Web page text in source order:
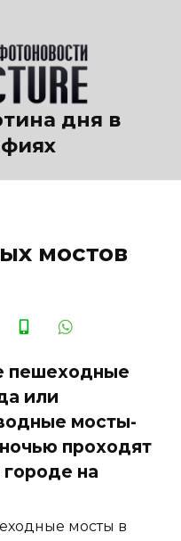
дня в
мостов
пешеходные
или
мосты-
проходят
на
мосты в